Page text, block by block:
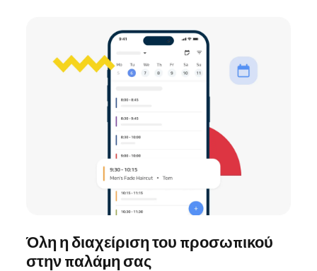
Όλη η διαχείριση του προσωπικού
στην παλάμη σας